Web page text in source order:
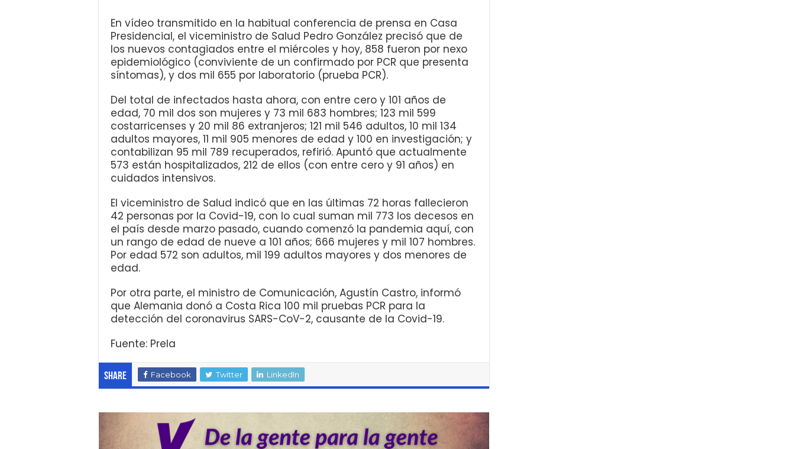
En vídeo transmitido en la habitual conferencia de prensa en Casa
Presidencial, el viceministro de Salud Pedro González precisó que de
los nuevos contagiados entre el miércoles y hoy, 858 fueron por nexo
epidemiológico (conviviente de un confirmado por PCR que presenta
síntomas), y dos mil 655 por laboratorio (prueba PCR).
Del total de infectados hasta ahora, con entre cero y 101 años de
edad, 70 mil dos son mujeres y 73 mil 683 hombres; 123 mil 599
costarricenses y 20 mil 86 extranjeros; 121 mil 546 adultos, 10 mil 134
adultos mayores, 11 mil 905 menores de edad y 100 en investigación; y
contabilizan 95 mil 789 recuperados, refirió. Apuntó que actualmente
573 están hospitalizados, 212 de ellos (con entre cero y 91 años) en
cuidados intensivos.
El viceministro de Salud indicó que en las últimas 72 horas fallecieron
42 personas por la Covid-19, con lo cual suman mil 773 los decesos en
el país desde marzo pasado, cuando comenzó la pandemia aquí, con
un rango de edad de nueve a 101 años; 666 mujeres y mil 107 hombres.
Por edad 572 son adultos, mil 199 adultos mayores y dos menores de
edad.
Por otra parte, el ministro de Comunicación, Agustín Castro, informó
que Alemania donó a Costa Rica 100 mil pruebas PCR para la
detección del coronavirus SARS-CoV-2, causante de la Covid-19.
Fuente: Prela
Share Facebook Twitter LinkedIn